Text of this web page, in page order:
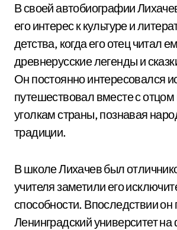
В своей автобиографии
его интерес к культуре и
детства, когда его отец читал
древнерусские легенды и
Он постоянно интересовался
путешествовал вместе с
уголкам страны, познавая
традиции.
В школе Лихачев был
учителя заметили его
способности. Впоследствии он
Ленинградский университет на